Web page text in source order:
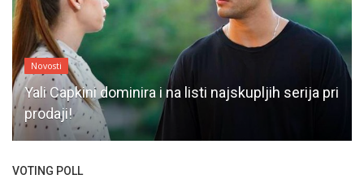
Novosti
Yali Capkini dominira i na listi najskupljih serija pri
prodaji!
VOTING POLL